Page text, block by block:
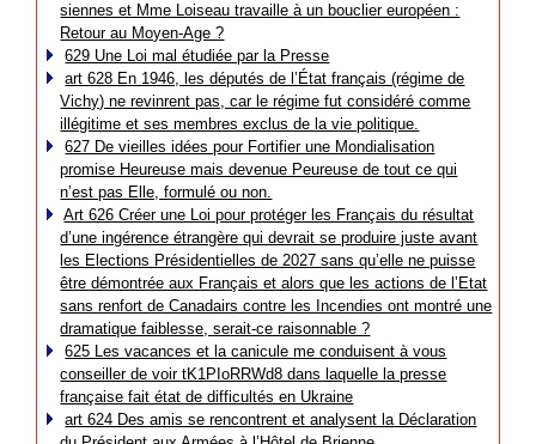
siennes et Mme Loiseau travaille à un bouclier européen :
Retour au Moyen-Age ?
629 Une Loi mal étudiée par la Presse
art 628 En 1946, les députés de l’État français (régime de
Vichy) ne revinrent pas, car le régime fut considéré comme
illégitime et ses membres exclus de la vie politique.
627 De vieilles idées pour Fortifier une Mondialisation
promise Heureuse mais devenue Peureuse de tout ce qui
n’est pas Elle, formulé ou non.
Art 626 Créer une Loi pour protéger les Français du résultat
d’une ingérence étrangère qui devrait se produire juste avant
les Elections Présidentielles de 2027 sans qu’elle ne puisse
être démontrée aux Français et alors que les actions de l’Etat
sans renfort de Canadairs contre les Incendies ont montré une
dramatique faiblesse, serait-ce raisonnable ?
625 Les vacances et la canicule me conduisent à vous
conseiller de voir tK1PIoRRWd8 dans laquelle la presse
française fait état de difficultés en Ukraine
art 624 Des amis se rencontrent et analysent la Déclaration